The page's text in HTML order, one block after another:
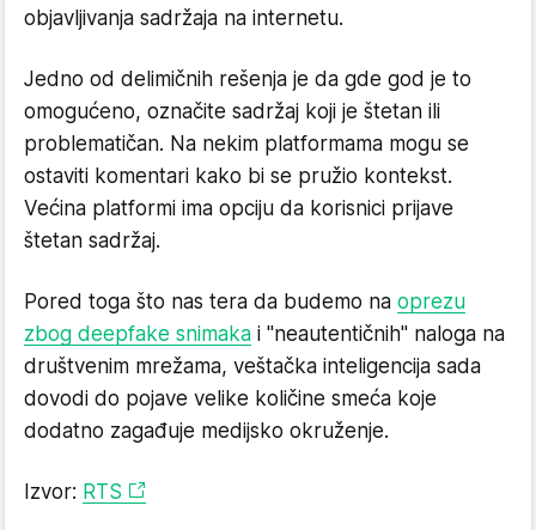
objavljivanja sadržaja na internetu.
Jedno od delimičnih rešenja je da gde god je to
omogućeno, označite sadržaj koji je štetan ili
problematičan. Na nekim platformama mogu se
ostaviti komentari kako bi se pružio kontekst.
Većina platformi ima opciju da korisnici prijave
štetan sadržaj.
Pored toga što nas tera da budemo na oprezu
zbog deepfake snimaka i "neautentičnih" naloga na
društvenim mrežama, veštačka inteligencija sada
dovodi do pojave velike količine smeća koje
dodatno zagađuje medijsko okruženje.
Izvor: RTS